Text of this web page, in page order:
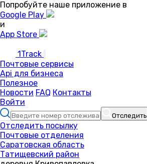
Попробуйте наше приложение в
Google Play
и
App Store
1Track
Почтовые сервисы
Api для бизнеса
Полезное
Новости FAQ Контакты
Войти
Отследить
Отследить посылку
Почтовые отделения
Саратовская область
Татищевский район